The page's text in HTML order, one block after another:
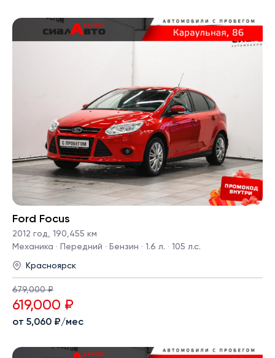
Ford Focus
2012 год, 190,455 км
Механика · Передний · Бензин · 1.6 л. · 105 л.с.
Красноярск
679,000 ₽
619,000 ₽
от 5,060 ₽/мес